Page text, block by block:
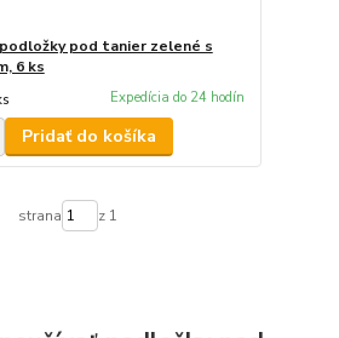
pod tanier zelené s
6 ks
Expedícia do 24 hodín
Pridať do košíka
strana z 1